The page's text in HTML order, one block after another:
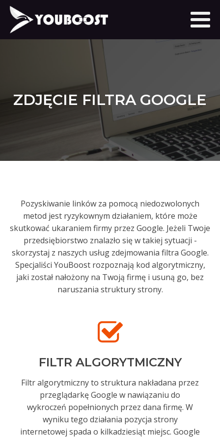
ZDJĘCIE FILTRA GOOGLE
Pozyskiwanie linków za pomocą niedozwolonych
metod jest ryzykownym działaniem, które może
skutkować ukaraniem firmy przez Google. Jeżeli Twoje
przedsiębiorstwo znalazło się w takiej sytuacji -
skorzystaj z naszych usług zdejmowania filtra Google.
Specjaliści YouBoost rozpoznają kod algorytmiczny,
jaki został nałożony na Twoją firmę i usuną go, bez
naruszania struktury strony.
FILTR ALGORYTMICZNY
Filtr algorytmiczny to struktura nakładana przez
przeglądarkę Google w nawiązaniu do
wykroczeń popełnionych przez dana firmę. W
wyniku tego działania pozycja strony
internetowej spada o kilkadziesiąt miejsc. Google